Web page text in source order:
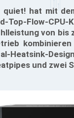
quiet! hat mit
Top-Flow-
von bis
Heatsink-
und zwei